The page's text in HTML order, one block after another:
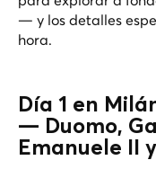
— y los detalles
hora.
Día 1 en
— Duomo,
Emanuele II